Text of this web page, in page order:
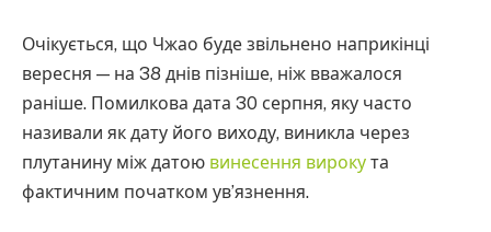
Очікується, що Чжао буде звільнено наприкінці
вересня — на 38 днів пізніше, ніж вважалося
раніше. Помилкова дата 30 серпня, яку часто
називали як дату його виходу, виникла через
плутанину між датою винесення вироку та
фактичним початком ув’язнення.